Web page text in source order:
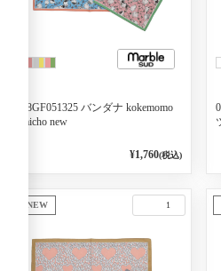
08GF051325 バンダナ kokemomo
raicho new
¥1,760(税込)
NEW 1